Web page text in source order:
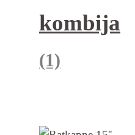
kombija
(1)